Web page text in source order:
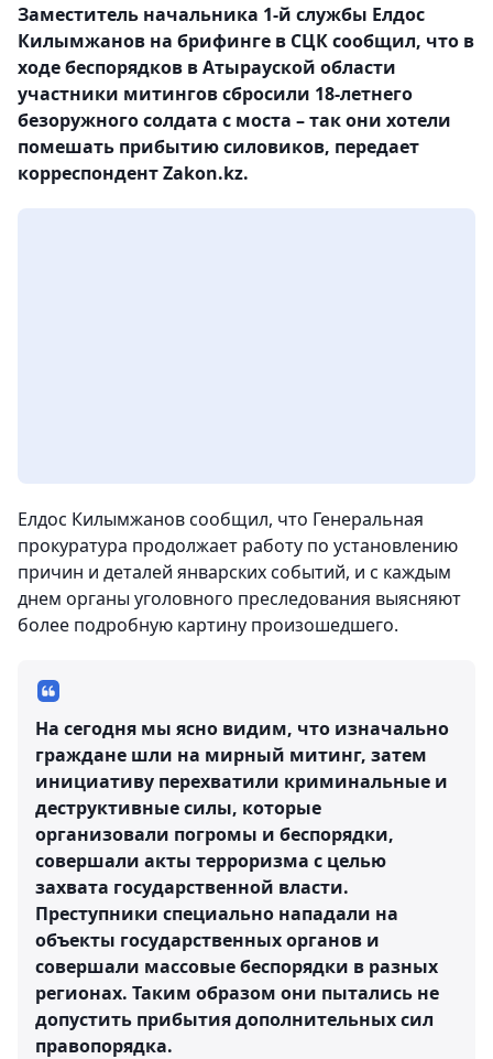
Заместитель начальника 1-й службы Елдос
Килымжанов на брифинге в СЦК сообщил, что в
ходе беспорядков в Атырауской области
участники митингов сбросили 18-летнего
безоружного солдата с моста – так они хотели
помешать прибытию силовиков, передает
корреспондент Zakon.kz.
Елдос Килымжанов сообщил, что Генеральная
прокуратура продолжает работу по установлению
причин и деталей январских событий, и с каждым
днем органы уголовного преследования выясняют
более подробную картину произошедшего.
На сегодня мы ясно видим, что изначально
граждане шли на мирный митинг, затем
инициативу перехватили криминальные и
деструктивные силы, которые
организовали погромы и беспорядки,
совершали акты терроризма с целью
захвата государственной власти.
Преступники специально нападали на
объекты государственных органов и
совершали массовые беспорядки в разных
регионах. Таким образом они пытались не
допустить прибытия дополнительных сил
правопорядка.